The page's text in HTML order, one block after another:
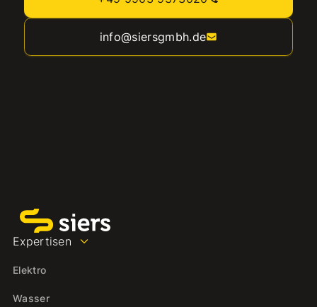
info@siersgmbh.de
Expertisen
Elektro
Wasser